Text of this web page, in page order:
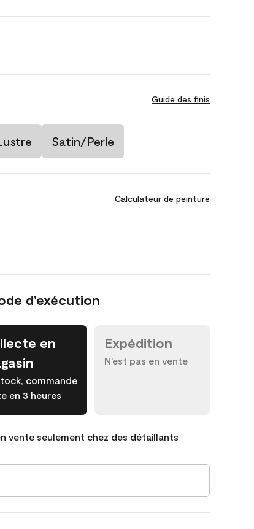
Guide des finis
Satin/Perle
Calculateur de peinture
d’exécution
en
commande
en 3 heures
Expédition
N’est pas en vente
vente seulement chez des détaillants